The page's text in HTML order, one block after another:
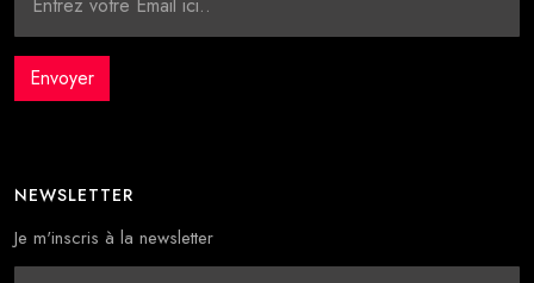
NEWSLETTER
Je m'inscris à la newsletter